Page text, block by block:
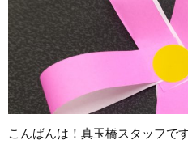
こんばんは！真玉橋スタッフで